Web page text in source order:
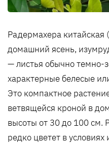
Радермахера китайская
домашний ясень,
— листья обычно темно-
характерные белесые
Это компактное
ветвящейся кроной в
высоты от 30 до 100 см.
редко цветет в